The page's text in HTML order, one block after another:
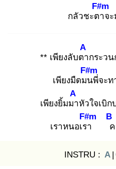
กลัวชะตา
F#m
จ
** เพียงลับตา
A
กระว
เพียงมืดมน
F#m
พี่จะ
เพียงยิ้มมา
A
หัวใจเบิ
เราหนอเรา
F#m
ค
B
INSTRU : A |